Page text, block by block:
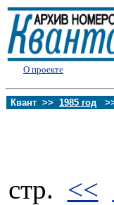
О проекте
Квант >> 1985 год
стp. <<